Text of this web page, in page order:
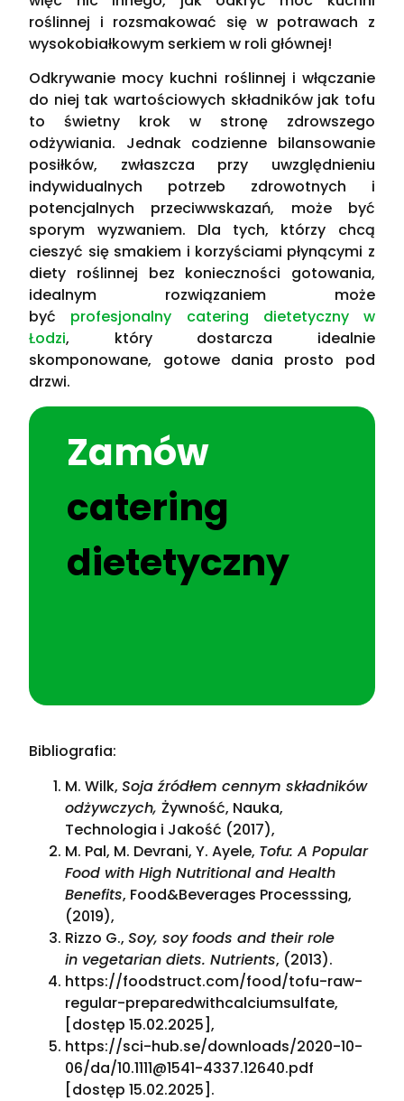
roślinnej i rozsmakować się w potrawach z
wysokobiałkowym serkiem w roli głównej!
Odkrywanie mocy kuchni roślinnej i włączanie
do niej tak wartościowych składników jak tofu
to świetny krok w stronę zdrowszego
odżywiania. Jednak codzienne bilansowanie
posiłków, zwłaszcza przy uwzględnieniu
indywidualnych potrzeb zdrowotnych i
potencjalnych przeciwwskazań, może być
sporym wyzwaniem. Dla tych, którzy chcą
cieszyć się smakiem i korzyściami płynącymi z
diety roślinnej bez konieczności gotowania,
idealnym rozwiązaniem może
być profesjonalny catering dietetyczny w
Łodzi, który dostarcza idealnie
skomponowane, gotowe dania prosto pod
drzwi.
Zamów
catering
dietetyczny
Bibliografia:
M. Wilk,Soja źródłem cennym składników
odżywczych,Żywność, Nauka,
Technologia i Jakość (2017),
M. Pal, M. Devrani, Y. Ayele, Tofu: A Popular
Food with High Nutritional and Health
Benefits, Food&Beverages Processsing,
(2019),
Rizzo G.,Soy, soy foods and their role
in vegetarian diets. Nutrients, (2013).
https://foodstruct.com/food/tofu-raw-
regular-preparedwithcalciumsulfate,
[dostęp 15.02.2025],
https://sci-hub.se/downloads/2020-10-
06/da/10.1111@1541-4337.12640.pdf
[dostęp 15.02.2025].